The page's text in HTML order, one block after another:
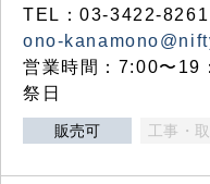
TEL：03-3422-
ono-
営業時間：7:00〜19
祭日
販売可 工事・